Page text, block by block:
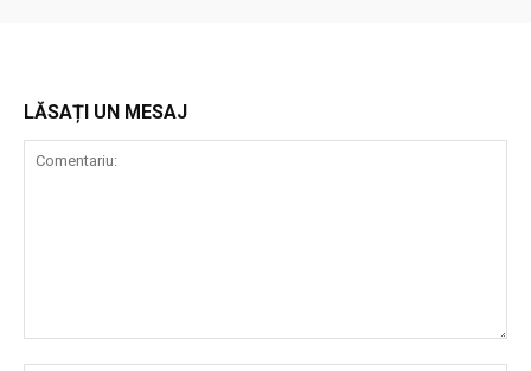
LĂSAȚI UN MESAJ